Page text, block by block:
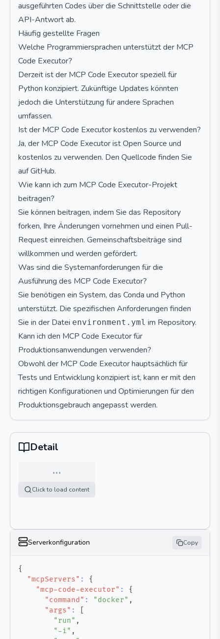
ausgeführten Codes über die Schnittstelle oder die
API-Antwort ab.
Häufig gestellte Fragen
Welche Programmiersprachen unterstützt der MCP
Code Executor?
Derzeit ist der MCP Code Executor speziell für
Python konzipiert. Zukünftige Updates könnten
jedoch die Unterstützung für andere Sprachen
umfassen.
Ist der MCP Code Executor kostenlos zu verwenden?
Ja, der MCP Code Executor ist Open Source und
kostenlos zu verwenden. Den Quellcode finden Sie
auf GitHub.
Wie kann ich zum MCP Code Executor-Projekt
beitragen?
Sie können beitragen, indem Sie das Repository
forken, Ihre Änderungen vornehmen und einen Pull-
Request einreichen. Gemeinschaftsbeiträge sind
willkommen und werden gefördert.
Was sind die Systemanforderungen für die
Ausführung des MCP Code Executor?
Sie benötigen ein System, das Conda und Python
unterstützt. Die spezifischen Anforderungen finden
Sie in der Datei environment.yml im Repository.
Kann ich den MCP Code Executor für
Produktionsanwendungen verwenden?
Obwohl der MCP Code Executor hauptsächlich für
Tests und Entwicklung konzipiert ist, kann er mit den
richtigen Konfigurationen und Optimierungen für den
Produktionsgebrauch angepasst werden.
Detail
…
Click to load content
Serverkonfiguration Copy
{
"mcpServers" :
{
"mcp-code-executor" :
{
"command" : "docker" ,
"args" :
"run" ,
"-i" ,